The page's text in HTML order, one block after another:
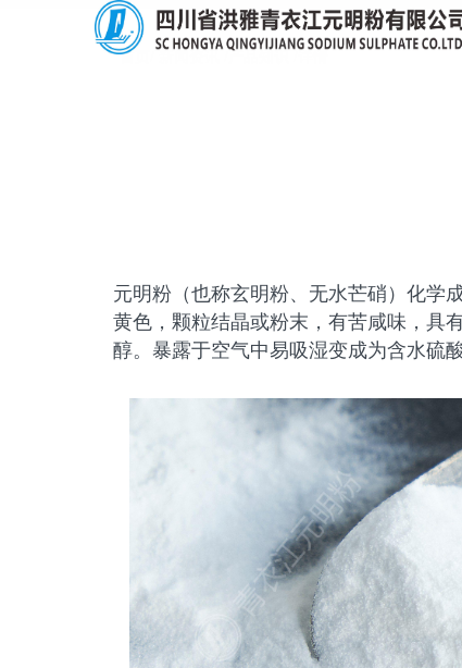
首页/ 新闻资讯 /产品知识 /详情
元明粉（也称玄明粉、无水芒硝）化学
黄色，颗粒结晶或粉末，有苦咸味，具
醇。暴露于空气中易吸湿变成为含水硫酸